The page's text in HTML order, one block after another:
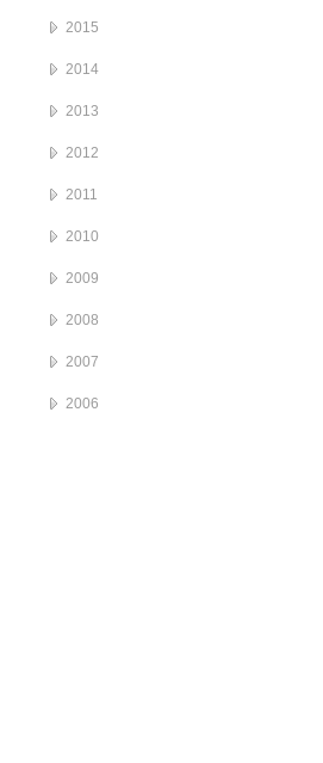
2015
2014
2013
2012
2011
2010
2009
2008
2007
2006